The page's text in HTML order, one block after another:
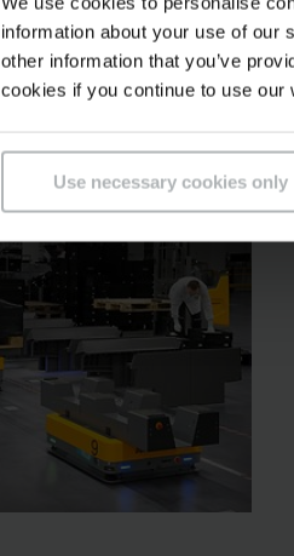
information about your use of our
other information that you’ve
cookies if you continue to use our
Use necessary cookies only